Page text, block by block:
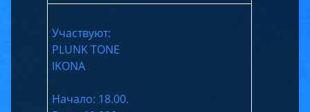
Участвуют:
PLUNK TONE
IKONA
Начало: 18.00.